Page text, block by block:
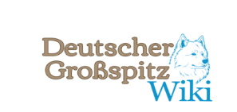
Inhalt
springen